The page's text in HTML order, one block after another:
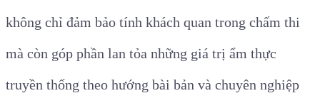
không chỉ đảm bảo tính khách quan trong chấm thi
mà còn góp phần lan tỏa những giá trị ẩm thực
truyền thống theo hướng bài bản và chuyên nghiệp